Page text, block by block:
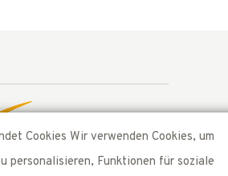
Cookies Wir verwenden Cookies, um
personalisieren, Funktionen für soziale